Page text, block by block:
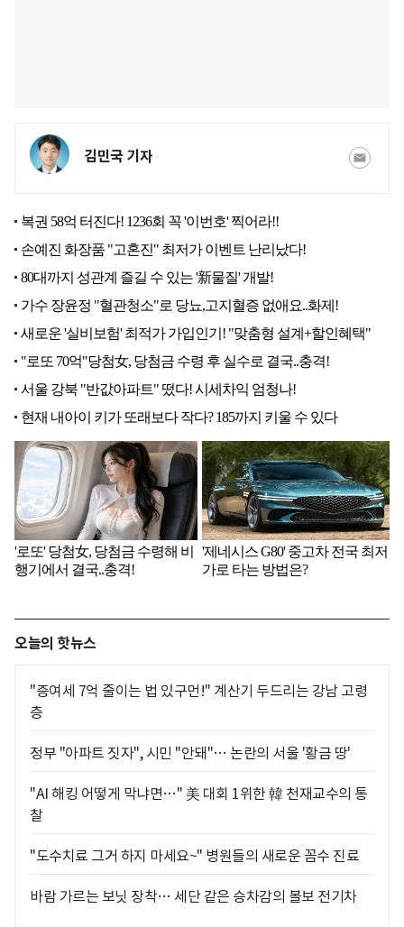
김민국 기자
오늘의 핫뉴스
"증여세 7억 줄이는 법 있구먼!" 계산기 두드리는 강남 고령
층
정부 "아파트 짓자", 시민 "안돼"… 논란의 서울 '황금 땅'
"AI 해킹 어떻게 막냐면…" 美 대회 1위한 韓 천재교수의 통
찰
"도수치료 그거 하지 마세요~" 병원들의 새로운 꼼수 진료
바람 가르는 보닛 장착… 세단 같은 승차감의 볼보 전기차